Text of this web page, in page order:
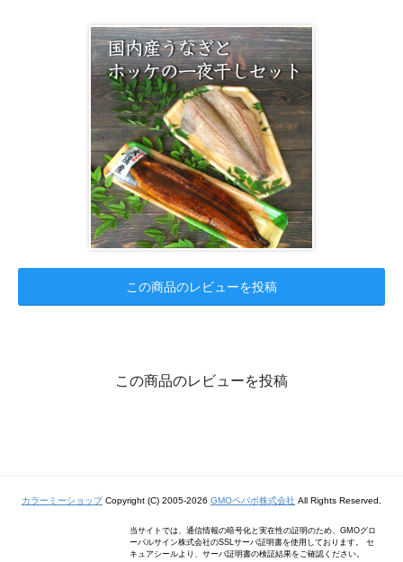
この商品のレビューを投稿
この商品のレビューを投稿
カラーミーショップCopyright (C) 2005-2026 GMOペパボ株式会社 All Rights Reserved.
当サイトでは、通信情報の暗号化と実在性の証明のため、GMOグロ
ーバルサイン株式会社のSSLサーバ証明書を使用しております。 セ
キュアシールより、サーバ証明書の検証結果をご確認ください。